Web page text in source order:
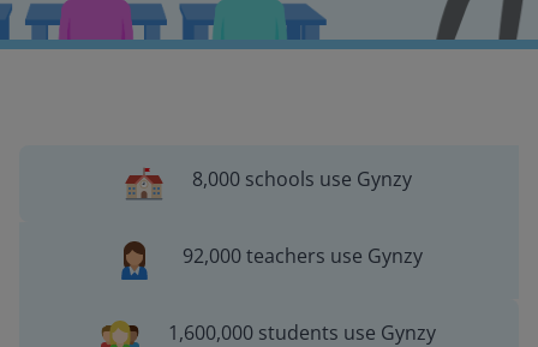
8,000 schools use Gynzy
92,000 teachers use Gynzy
1,600,000 students use Gynzy